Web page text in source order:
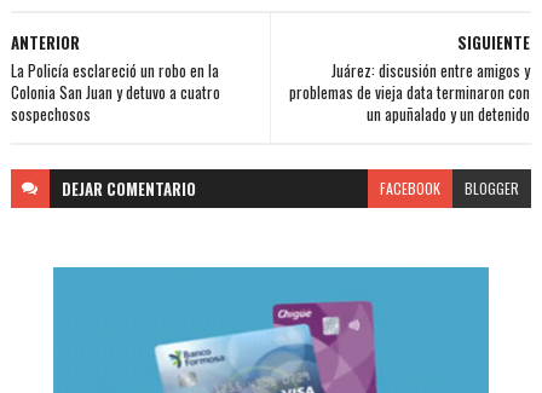
SIGUIENTE
Juárez: discusión entre amigos y
problemas de vieja data terminaron con
un apuñalado y un detenido
ANTERIOR
La Policía esclareció un robo en la
Colonia San Juan y detuvo a cuatro
sospechosos
DEJAR COMENTARIO FACEBOOK BLOGGER